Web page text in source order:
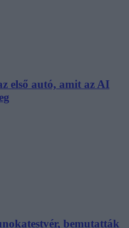
első autó, amit az AI
bemutatták